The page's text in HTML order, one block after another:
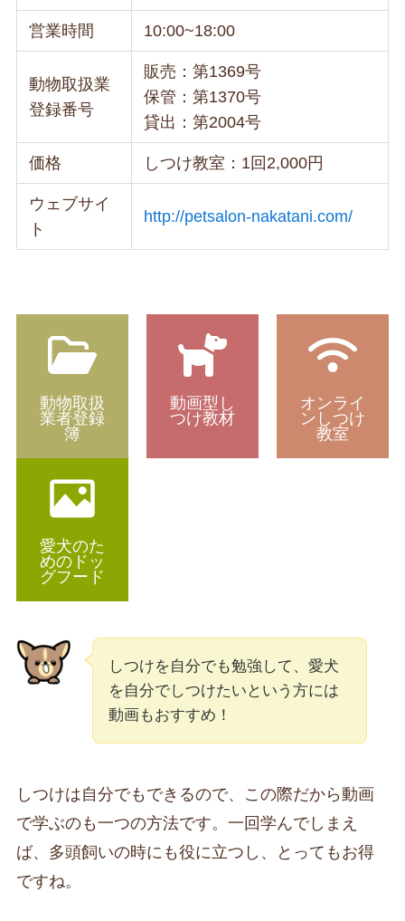
営業時間 10:00~18:00
動物取扱業
登録番号
販売：第1369号
保管：第1370号
貸出：第2004号
価格 しつけ教室：1回2,000円
ウェブサイ
ト
http://petsalon-nakatani.com/
動物取扱
業者登録
簿
動画型し
つけ教材
オンライ
ンしつけ
教室
愛犬のた
めのドッ
グフード
しつけを自分でも勉強して、愛犬
を自分でしつけたいという方には
動画もおすすめ！
しつけは自分でもできるので、この際だから動画
で学ぶのも一つの方法です。一回学んでしまえ
ば、多頭飼いの時にも役に立つし、とってもお得
ですね。